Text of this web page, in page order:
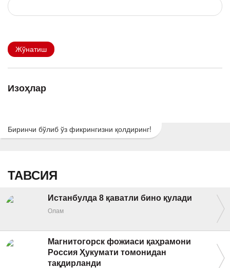
Жўнатиш
Изоҳлар
Биринчи бўлиб ўз фикрингизни қолдиринг!
ТАВСИЯ
Истанбулда 8 қаватли бино қулади
Олам
Магнитогорск фожиаси қаҳрамони
Россия Ҳукумати томонидан
тақдирланди